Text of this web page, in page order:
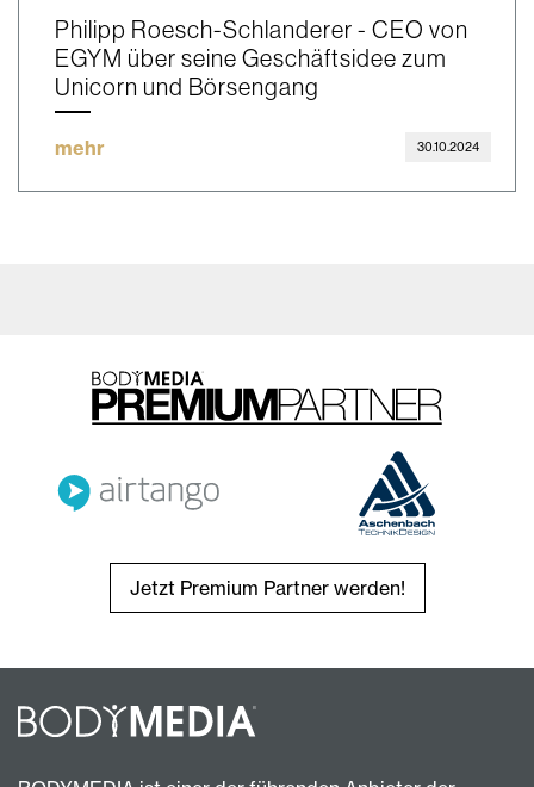
Philipp Roesch-Schlanderer - CEO von
EGYM über seine Geschäftsidee zum
Unicorn und Börsengang
mehr 30.10.2024
Jetzt Premium Partner werden!